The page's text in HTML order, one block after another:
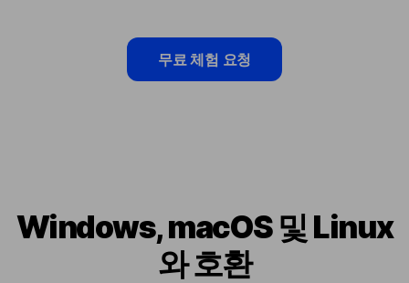
무료 체험 요청
Windows, macOS 및 Linux
와 호환